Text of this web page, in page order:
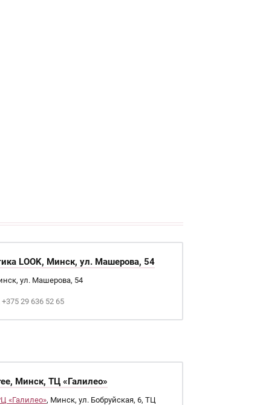
LOOK, Минск, ул. Машерова, 54
ул. Машерова, 54
29 636 52 65
Минск, ТЦ «Галилео»
«Галилео», Минск, ул. Бобруйская, 6, ТЦ